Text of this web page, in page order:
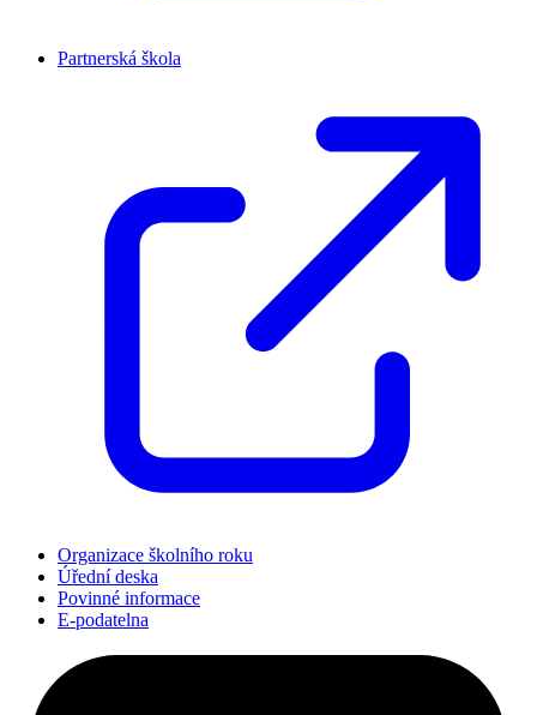
Partnerská škola
Organizace školního roku
Úřední deska
Povinné informace
E-podatelna